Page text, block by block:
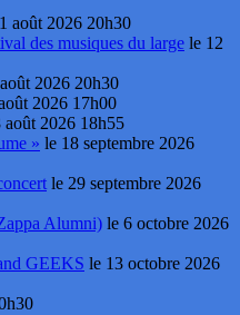
août 2026 20h30
des musiques du large le 12
2026 20h30
2026 17h00
août 2026 18h55
» le 18 septembre 2026
le 29 septembre 2026
Alumni) le 6 octobre 2026
GEEKS le 13 octobre 2026